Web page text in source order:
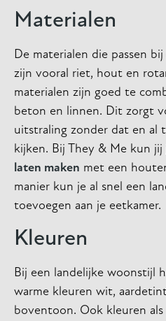
Materialen
De materialen die passen
zijn vooral riet, hout en
materialen zijn goed te
beton en linnen. Dit zorgt
uitstraling zonder dat en al
kijken. Bij They & Me kun jij
laten maken met een
manier kun je al snel een
toevoegen aan je eetkamer.
Kleuren
Bij een landelijke woonstijl
warme kleuren wit,
boventoon. Ook kleuren als